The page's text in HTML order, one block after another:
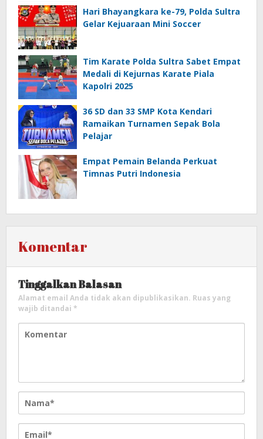
Hari Bhayangkara ke-79, Polda Sultra
Gelar Kejuaraan Mini Soccer
Tim Karate Polda Sultra Sabet Empat
Medali di Kejurnas Karate Piala
Kapolri 2025
36 SD dan 33 SMP Kota Kendari
Ramaikan Turnamen Sepak Bola
Pelajar
Empat Pemain Belanda Perkuat
Timnas Putri Indonesia
Komentar
Tinggalkan Balasan
Alamat email Anda tidak akan dipublikasikan. Ruas yang
wajib ditandai *